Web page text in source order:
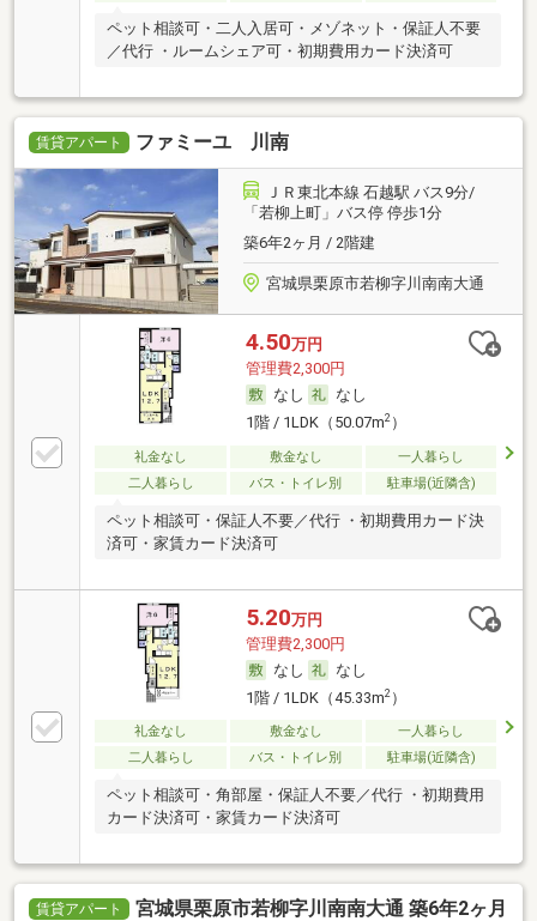
ペット相談可・二人入居可・メゾネット・保証人不要
／代行 ・ルームシェア可・初期費用カード決済可
賃貸アパート ファミーユ 川南
ＪＲ東北本線 石越駅 バス9分/
「若柳上町」バス停 停歩1分
築6年2ヶ月 / 2階建
宮城県栗原市若柳字川南南大通
4.50万円
管理費2,300円
なし
なし
1階 / 1LDK（50.07m2）
礼金なし 敷金なし
一人暮らし
二人暮らし
バス・トイレ別 駐車場(近隣含)
ペット相談可・保証人不要／代行 ・初期費用カード決
済可・家賃カード決済可
5.20万円
管理費2,300円
なし
なし
1階 / 1LDK（45.33m2）
礼金なし 敷金なし
一人暮らし
二人暮らし
バス・トイレ別 駐車場(近隣含)
ペット相談可・角部屋・保証人不要／代行 ・初期費用
カード決済可・家賃カード決済可
賃貸アパート
宮城県栗原市若柳字川南南大通 築6年2ヶ月